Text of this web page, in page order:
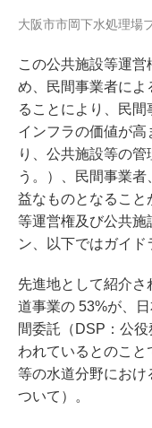
大阪市市岡下水処理場
この公共施設等運
め、民間事業者によ
ることにより、民
インフラの価値が高
り、公共施設等の
う。）、民間事業
益なものとなること
等運営権及び公共施
ン、以下ではガイド
先進地として紹介
道事業の 53%が、
間委託（DSP：公
われているとのこと
等の⽔道分野におけ
ついて）。